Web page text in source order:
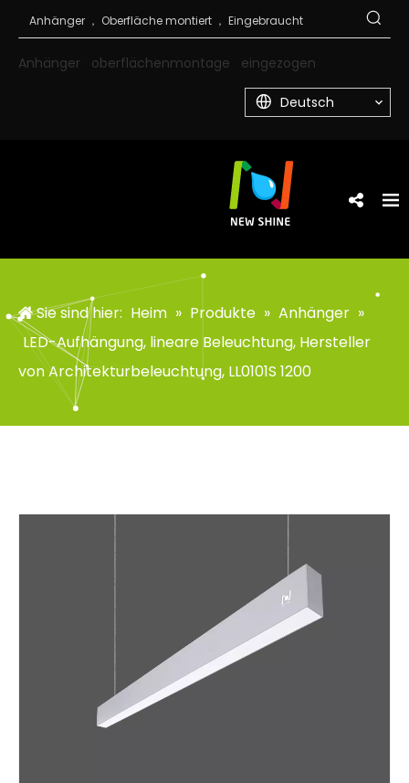
Anhänger oberflächenmontage eingezogen
Deutsch
Sie sind hier: Heim » Produkte » Anhänger »
LED-Aufhängung, lineare Beleuchtung, Hersteller
von Architekturbeleuchtung, LL0101S 1200